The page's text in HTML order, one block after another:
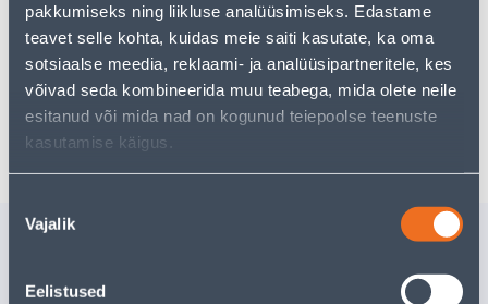
pakkumiseks ning liikluse analüüsimiseks. Edastame
teavet selle kohta, kuidas meie saiti kasutate, ka oma
sotsiaalse meedia, reklaami- ja analüüsipartneritele, kes
võivad seda kombineerida muu teabega, mida olete neile
esitanud või mida nad on kogunud teiepoolse teenuste
kasutamise käigus.
valik
Vajalik
Eelistused
Eeldatav kojuvedu 3,69 € al. 2-5 tööpäeva
Tarne pakiautomaati al. 2,29 € al. 2-5 tööpäeva
Poest kätte, alates 10.08.2026
Sarnased tooted
NAELAD
~170TK